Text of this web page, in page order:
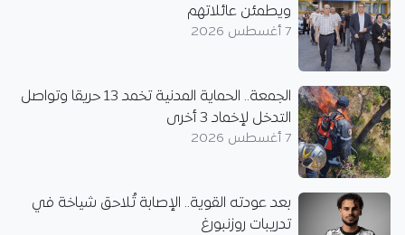
ويطمئن عائلاتهم
7 أغسطس 2026
الجمعة.. الحماية المدنية تخمد 13 حريقا وتواصل
التدخل لإخماد 3 أخرى
7 أغسطس 2026
بعد عودته القوية.. الإصابة تُلاحق شياخة في
تدريبات روزنبورغ